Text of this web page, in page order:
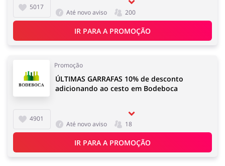
Tecnologia e eletrónica Joalheria e Acessórios
5017
Até novo aviso 200
IR PARA A PROMOÇÃO
Promoção
4901
ÚLTIMAS GARRAFAS 10% de desconto
adicionando ao cesto em Bodeboca
Até novo aviso 18
IR PARA A PROMOÇÃO